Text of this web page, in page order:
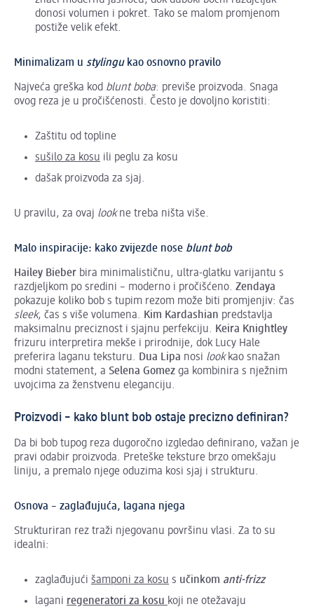
donosi volumen i pokret. Tako se malom promjenom
postiže velik efekt.
Minimalizam u stylingukao osnovno pravilo
Najveća greška kod blunt boba: previše proizvoda. Snaga
ovog reza je u pročišćenosti. Često je dovoljno koristiti:
Zaštitu od topline
sušilo za kosu ili peglu za kosu
dašak proizvoda za sjaj.
U pravilu, za ovaj lookne treba ništa više.
Malo inspiracije: kako zvijezde nose blunt bob
Hailey Bieber bira minimalističnu, ultra-glatku varijantu s
razdjeljkom po sredini – moderno i pročišćeno. Zendaya
pokazuje koliko bob s tupim rezom može biti promjenjiv: čas
sleek, čas s više volumena. Kim Kardashian predstavlja
maksimalnu preciznost i sjajnu perfekciju. Keira Knightley
frizuru interpretira mekše i prirodnije, dok Lucy Hale
preferira laganu teksturu. Dua Lipa nosi lookkao snažan
modni statement, a Selena Gomez ga kombinira s nježnim
uvojcima za ženstvenu eleganciju.
Proizvodi – kako blunt bob ostaje precizno definiran?
Da bi bob tupog reza dugoročno izgledao definirano, važan je
pravi odabir proizvoda. Preteške teksture brzo omekšaju
liniju, a premalo njege oduzima kosi sjaj i strukturu.
Osnova – zaglađujuća, lagana njega
Strukturiran rez traži njegovanu površinu vlasi. Za to su
idealni:
zaglađujući šamponi za kosu s učinkom anti-frizz
lagani regeneratori za kosu koji ne otežavaju